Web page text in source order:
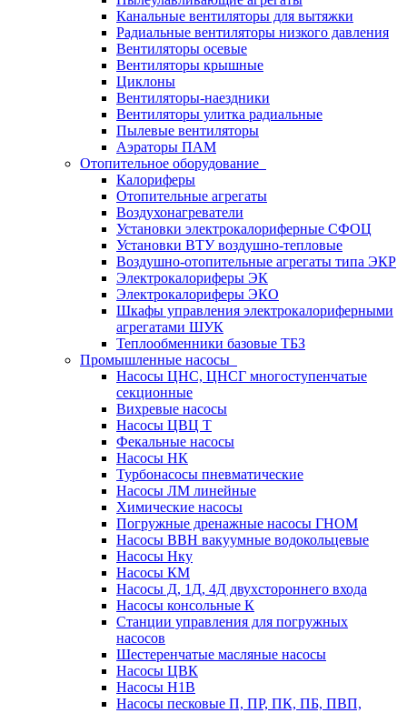
Канальные вентиляторы для вытяжки
Радиальные вентиляторы низкого давления
Вентиляторы осевые
Вентиляторы крышные
Циклоны
Вентиляторы-наездники
Вентиляторы улитка радиальные
Пылевые вентиляторы
Аэраторы ПАМ
Отопительное оборудование
Калориферы
Отопительные агрегаты
Воздухонагреватели
Установки электрокалориферные СФОЦ
Установки ВТУ воздушно-тепловые
Воздушно-отопительные агрегаты типа ЭКР
Электрокалориферы ЭК
Электрокалориферы ЭКО
Шкафы управления электрокалориферными
агрегатами ШУК
Теплообменники базовые ТБЗ
Промышленные насосы
Насосы ЦНС, ЦНСГ многоступенчатые
секционные
Вихревые насосы
Насосы ЦВЦ Т
Фекальные насосы
Насосы НК
Турбонасосы пневматические
Насосы ЛМ линейные
Химические насосы
Погружные дренажные насосы ГНОМ
Насосы ВВН вакуумные водокольцевые
Насосы Нку
Насосы КМ
Насосы Д, 1Д, 4Д двухстороннего входа
Насосы консольные К
Станции управления для погружных
насосов
Шестеренчатые масляные насосы
Насосы ЦВК
Насосы Н1В
Насосы песковые П, ПР, ПК, ПБ, ПВП,